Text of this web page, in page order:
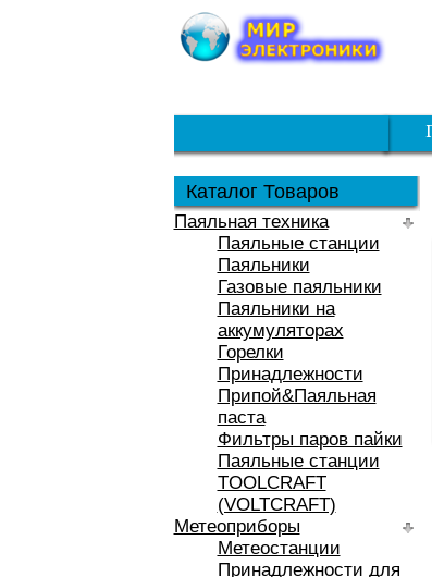
Каталог Товаров
Паяльная техника
Паяльные станции
Паяльники
Газовые паяльники
Паяльники на
аккумуляторах
Горелки
Принадлежности
Припой&Паяльная
паста
Фильтры паров пайки
Паяльные станции
TOOLCRAFT
(VOLTCRAFT)
Метеоприборы
Метеостанции
Принадлежности для